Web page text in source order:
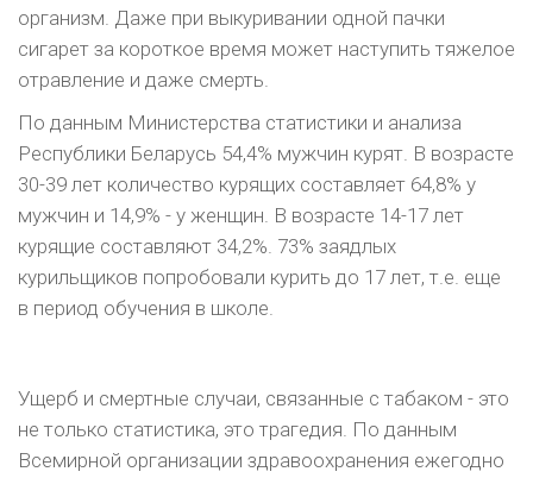
организм. Даже при выкури­вании одной пачки
сигарет за короткое время может наступить тяжелое
отравление и даже смерть.
По данным Министерства статистики и анализа
Республики Беларусь 54,4% мужчин ку­рят. В возрасте
30-39 лет количество курящих составляет 64,8% у
мужчин и 14,9% - у женщин. В возрасте 14-17 лет
курящие составляют 34,2%. 73% заядлых
курильщиков попробовали курить до 17 лет, т.е. еще
в период обучения в школе.
Ущерб и смертные случаи, связанные с табаком - это
не только статистика, это траге­дия. По данным
Всемирной организации здраво­охранения ежегодно